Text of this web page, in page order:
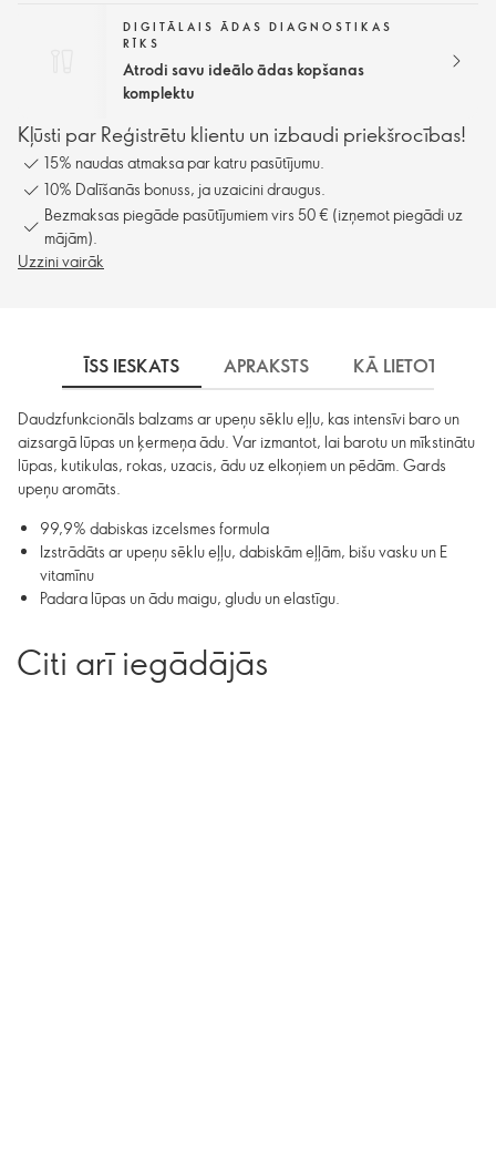
DIGITĀLAIS ĀDAS DIAGNOSTIKAS
RĪKS
Atrodi savu ideālo ādas kopšanas
komplektu
Kļūsti par Reģistrētu klientu un izbaudi priekšrocības!
15% naudas atmaksa par katru pasūtījumu.
10% Dalīšanās bonuss, ja uzaicini draugus.
Bezmaksas piegāde pasūtījumiem virs 50 € (izņemot piegādi uz
mājām).
Uzzini vairāk
ĪSS IESKATS APRAKSTS KĀ LIETOT
Daudzfunkcionāls balzams ar upeņu sēklu eļļu, kas intensīvi baro un
aizsargā lūpas un ķermeņa ādu. Var izmantot, lai barotu un mīkstinātu
lūpas, kutikulas, rokas, uzacis, ādu uz elkoņiem un pēdām. Gards
upeņu aromāts.
99,9% dabiskas izcelsmes formula
Izstrādāts ar upeņu sēklu eļļu, dabiskām eļļām, bišu vasku un E
vitamīnu
Padara lūpas un ādu maigu, gludu un elastīgu.
Citi arī iegādājās